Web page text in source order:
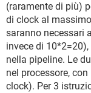
(raramente di più)
di clock al
saranno necessari
invece di
nella pipeline. Le
nel processore,
clock). Per 3